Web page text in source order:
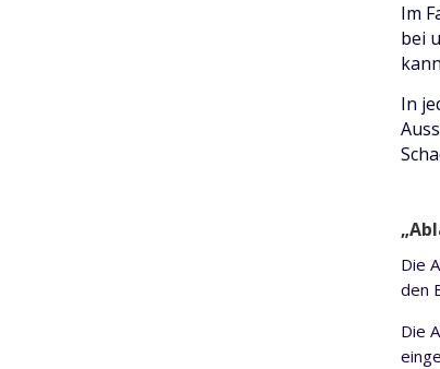
Im
bei
In
Die
den
Die